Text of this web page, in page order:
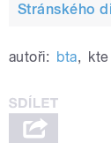
Stránského
autoři: bta, kte